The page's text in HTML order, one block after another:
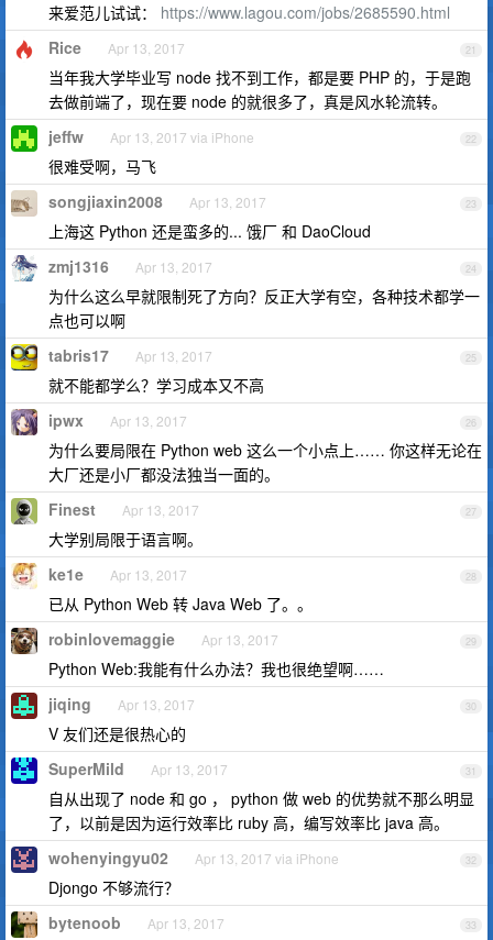
来爱范儿试试： https://www.lagou.com/jobs/2685590.html
21
Rice Apr 13, 2017
当年我大学毕业写 node 找不到工作，都是要 PHP 的，于是跑
去做前端了，现在要 node 的就很多了，真是风水轮流转。
22
jeffw Apr 13, 2017 via iPhone
很难受啊，马飞
23
songjiaxin2008 Apr 13, 2017
上海这 Python 还是蛮多的... 饿厂 和 DaoCloud
24
zmj1316 Apr 13, 2017
为什么这么早就限制死了方向？反正大学有空，各种技术都学一
点也可以啊
25
tabris17 Apr 13, 2017
就不能都学么？学习成本又不高
26
ipwx Apr 13, 2017
为什么要局限在 Python web 这么一个小点上…… 你这样无论在
大厂还是小厂都没法独当一面的。
27
Finest Apr 13, 2017
大学别局限于语言啊。
28
ke1e Apr 13, 2017
已从 Python Web 转 Java Web 了。。
29
robinlovemaggie Apr 13, 2017
Python Web:我能有什么办法？我也很绝望啊……
30
jiqing Apr 13, 2017
V 友们还是很热心的
31
SuperMild Apr 13, 2017
自从出现了 node 和 go ， python 做 web 的优势就不那么明显
了，以前是因为运行效率比 ruby 高，编写效率比 java 高。
32
wohenyingyu02 Apr 13, 2017 via iPhone
Djongo 不够流行？
33
bytenoob Apr 13, 2017